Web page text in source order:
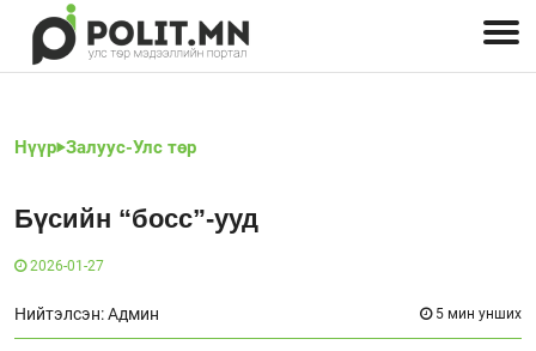
Нүүр Залуус-Улс төр
Бүсийн “босс”-ууд
2026-01-27
Нийтэлсэн: Админ 5 мин унших